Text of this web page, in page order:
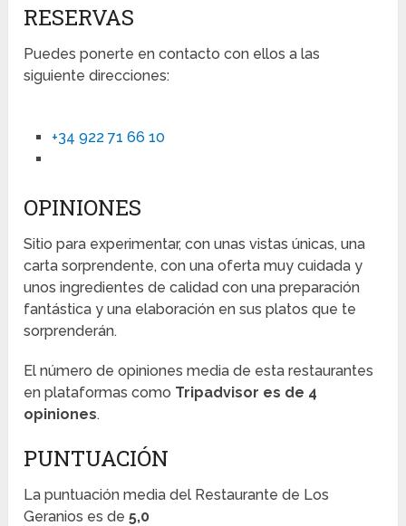
RESERVAS
Puedes ponerte en contacto con ellos a las
siguiente direcciones:
+34 922 71 66 10
OPINIONES
Sitio para experimentar, con unas vistas únicas, una
carta sorprendente, con una oferta muy cuidada y
unos ingredientes de calidad con una preparación
fantástica y una elaboración en sus platos que te
sorprenderán.
El número de opiniones media de esta restaurantes
en plataformas como Tripadvisor es de 4
opiniones.
PUNTUACIÓN
La puntuación media del Restaurante de Los
Geranios es de5,0